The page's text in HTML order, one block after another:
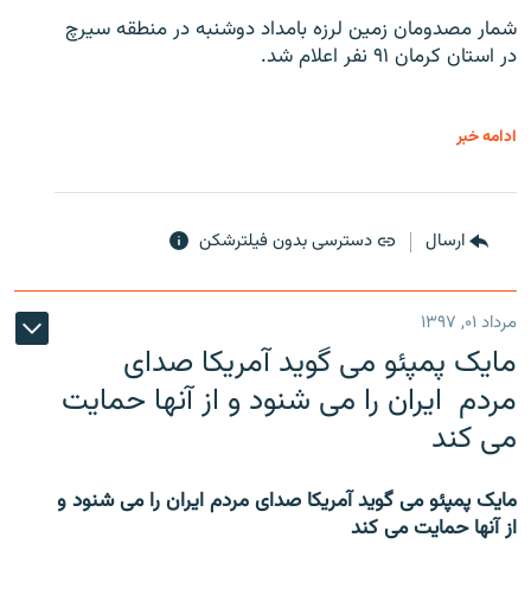
شمار مصدومان زمین لرزه بامداد دوشنبه در منطقه سیرچ
در استان کرمان ۹۱ نفر اعلام شد.
ادامه خبر
ارسال دسترسی بدون فیلترشکن
مرداد ۰۱, ۱۳۹۷
مایک پمپئو می گوید آمریکا صدای
مردم ایران را می شنود و از آنها حمایت
می کند
مایک پمپئو می گوید آمریکا صدای مردم ایران را می شنود و
از آنها حمایت می کند